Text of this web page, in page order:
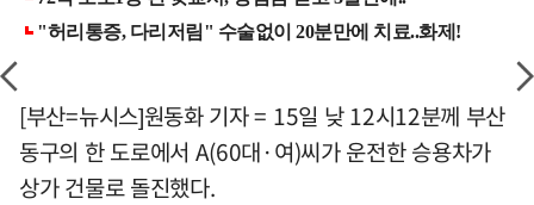
[부산=뉴시스]원동화 기자 = 15일 낮 12시12분께 부산
동구의 한 도로에서 A(60대·여)씨가 운전한 승용차가
상가 건물로 돌진했다.